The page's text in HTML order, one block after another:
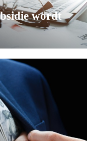
wordt